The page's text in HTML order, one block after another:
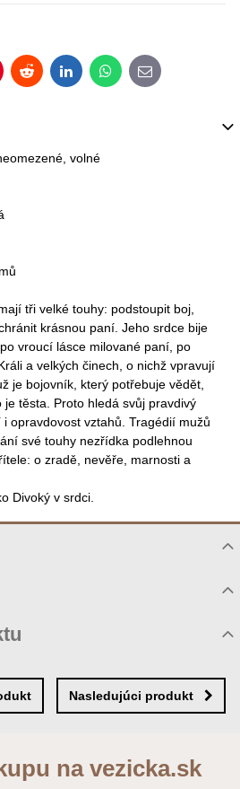
RedditLinkedInWhatsApp
E-mail
volné
tři velké touhy: podstoupit boj,
krásnou paní. Jeho srdce bije
vroucí lásce milované paní, po
a velkých činech, o nichž vpravují
je bojovník, který potřebuje vědět,
těsta. Proto hledá svůj pravdivý
opravdovost vztahů. Tragédií mužů
své touhy nezřídka podlehnou
o zradě, nevěře, marnosti a
Divoký v srdci.
Buďte prvý!
Nasledujúci produkt
na vezicka.sk